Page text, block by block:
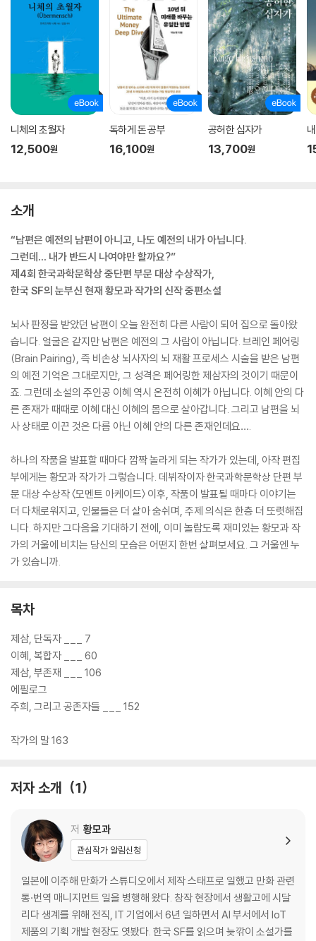
니체의 초월자
12,500원
독하게 돈 공부
16,100원
공허한 십자가
13,700원
소개
“남편은 예전의 남편이 아니고, 나도 예전의 내가 아닙니다.
그런데… 내가 반드시 나여야만 할까요?”
제4회 한국과학문학상 중단편 부문 대상 수상작가,
한국 SF의 눈부신 현재 황모과 작가의 신작 중편소설
뇌사 판정을 받았던 남편이 오늘 완전히 다른 사람이 되어 집으로 돌아왔
습니다. 얼굴은 같지만 남편은 예전의 그 사람이 아닙니다. 브레인 페어링
(Brain Pairing), 즉 비손상 뇌사자의 뇌 재활 프로세스 시술을 받은 남편
의 예전 기억은 그대로지만, 그 성격은 페어링한 제삼자의 것이기 때문이
죠. 그런데 소설의 주인공 이혜 역시 온전히 이혜가 아닙니다. 이혜 안의 다
른 존재가 때때로 이혜 대신 이혜의 몸으로 살아갑니다. 그리고 남편을 뇌
사 상태로 이끈 것은 다름 아닌 이혜 안의 다른 존재인데요….
하나의 작품을 발표할 때마다 깜짝 놀라게 되는 작가가 있는데, 아작 편집
부에게는 황모과 작가가 그렇습니다. 데뷔작이자 한국과학문학상 단편 부
문 대상 수상작 〈모멘트 아케이드〉 이후, 작품이 발표될 때마다 이야기는
더 다채로워지고, 인물들은 더 살아 숨쉬며, 주제 의식은 한층 더 또렷해집
니다. 하지만 그다음을 기대하기 전에, 이미 놀랍도록 재미있는 황모과 작
가의 거울에 비치는 당신의 모습은 어떤지 한번 살펴보세요. 그 거울엔 누
가 있습니까.
목차
제삼, 단독자 ___ 7
이혜, 복합자 ___ 60
제삼, 부존재 ___ 106
에필로그
주희, 그리고 공존자들 ___ 152
작가의 말 163
저자 소개 1
저 황모과
관심작가 알림신청
일본에 이주해 만화가 스튜디오에서 제작 스태프로 일했고 만화 관련
통·번역 매니지먼트 일을 병행해 왔다. 창작 현장에서 생활고에 시달
리다 생계를 위해 전직, IT 기업에서 6년 일하면서 AI 부서에서 IoT
제품의 기획 개발 현장도 엿봤다. 한국 SF를 읽으며 늦깎이 소설가를